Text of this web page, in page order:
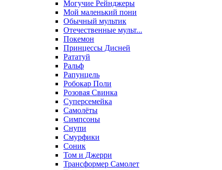
Могучие Рейнджеры
Мой маленький пони
Обычный мультик
Отечественные мульт...
Покемон
Принцессы Дисней
Рататуй
Ральф
Рапунцель
Робокар Поли
Розовая Свинка
Суперсемейка
Самолёты
Симпсоны
Снупи
Смурфики
Соник
Том и Джерри
Трансформер Самолет